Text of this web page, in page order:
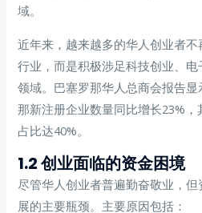
域。
近年来，越来越多的华人创业者
行业，而是积极涉足科技创业、
领域。巴塞罗那华人总商会报告
那新注册企业数量同比增长23%
占比达40%。
1.2 创业面临的资金困境
尽管华人创业者普遍勤奋敬业，
展的主要瓶颈。主要原因包括：